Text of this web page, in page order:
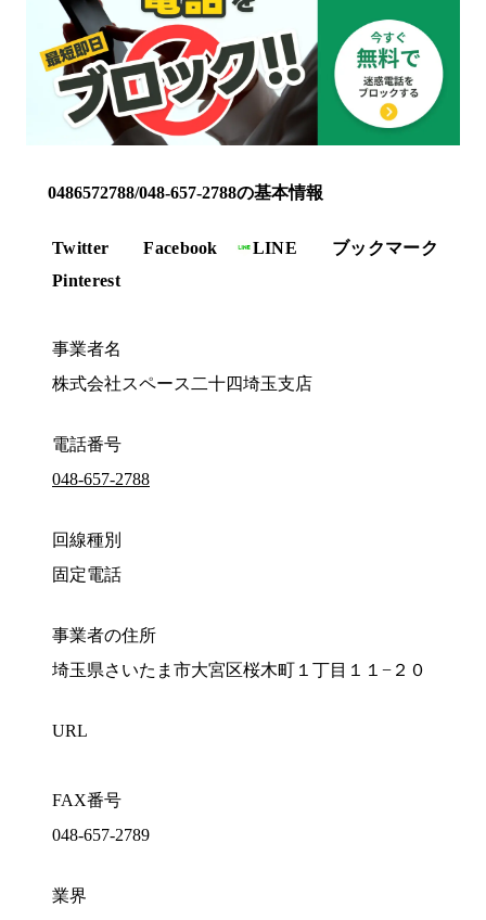
0486572788/048-657-2788の基本情報
Twitter Facebook LINE
ブックマーク
Pinterest
事業者名
株式会社スペース二十四埼玉支店
電話番号
048-657-2788
回線種別
固定電話
事業者の住所
埼玉県さいたま市大宮区桜木町１丁目１１−２０
URL
FAX番号
048-657-2789
業界